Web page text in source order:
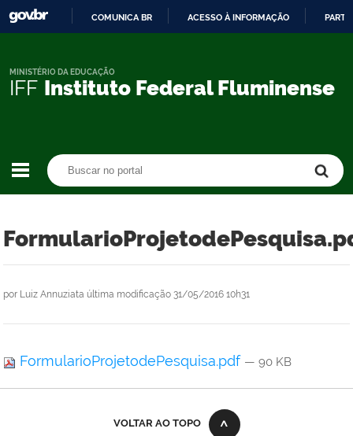
CONTEÚDO
COMUNICA BR ACESSO À INFORMAÇÃO
IFF Instituto Federal Fluminense
MINISTÉRIO DA EDUCAÇÃO
por Luiz Annuziata última modificação 31/05/2016 10h31
FormularioProjetodePesquisa.pdf — 90 KB
VOLTAR AO TOPO